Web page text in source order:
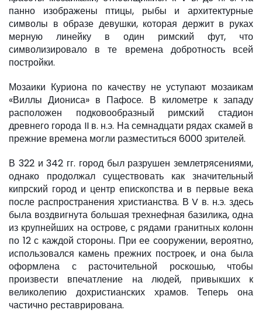
панно изображены птицы, рыбы и архитектурные
символы в образе девушки, которая держит в руках
мерную линейку в один римский фут, что
символизировало в те времена добротность всей
постройки.
Мозаики Куриона по качеству не уступают мозаикам
«Виллы Диониса» в Пафосе. В километре к западу
расположен подковообразный римский стадион
древнего города II в. н.э. На семнадцати рядах скамей в
прежние времена могли разместиться 6000 зрителей.
В 322 и 342 гг. город был разрушен землетрясениями,
однако продолжал существовать как значительный
кипрский город и центр епископства и в первые века
после распространения христианства. В V в. н.э. здесь
была воздвигнута большая трехнефная базилика, одна
из крупнейших на острове, с рядами гранитных колонн
по 12 с каждой стороны. При ее сооружении, вероятно,
использовался камень прежних построек, и она была
оформлена с расточительной роскошью, чтобы
произвести впечатление на людей, привыкших к
великолепию дохристианских храмов. Теперь она
частично реставрирована.